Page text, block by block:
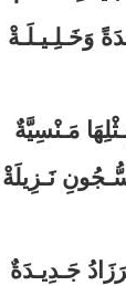
وَخَـلِـيـلَـةْ
مَـنْسِيَّةٌ
نَـزِيلَةْ
جَـدِيـدَةٌ